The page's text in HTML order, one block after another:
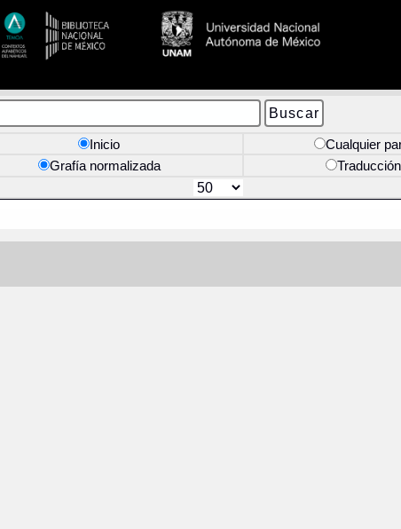
Inicio
Cualquier
Grafía normalizada
Traducción